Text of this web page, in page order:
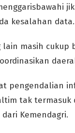
kesalahan data.
masih
pengendalian
tak
Kemendagri.